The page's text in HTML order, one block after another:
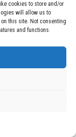
cookies to store and/or
will allow us to
this site. Not consenting
and functions.